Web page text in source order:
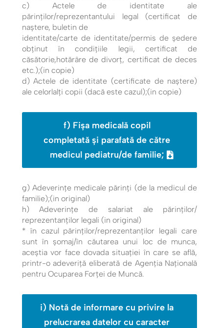
c) Actele de identitate ale
părinţilor/reprezentantului legal (certificat de
naştere, buletin de
identitate/carte de identitate/permis de ședere
obținut în condițiile legii, certificat de
căsătorie,hotărâre de divorţ, certificat de deces
etc.);(in copie)
d) Actele de identitate (certificate de naştere)
ale celorlalţi copii (dacă este cazul);(in copie)
f) Fişa medicală copil
completată și parafată de către
medicul pediatru/de familie;
g) Adeverinţe medicale părinţi (de la medicul de
familie);(in original)
h) Adeverinţe de salariat ale părinţilor/
reprezentanţilor legali (in original)
* în cazul părinților/reprezentanților legali care
sunt în șomaj/în căutarea unui loc de munca,
aceștia vor face dovada situației în care se află,
printr-o adeveriță eliberată de Agenția Națională
pentru Ocuparea Forței de Muncă.
i) Notă de informare cu privire la
prelucrarea datelor cu caracter